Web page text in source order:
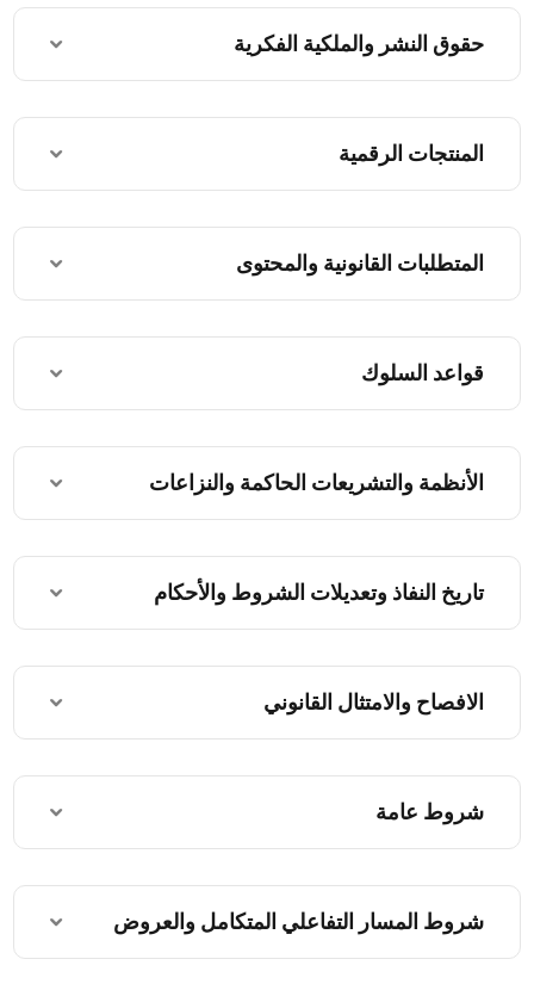
حقوق النشر والملكية الفكرية
المنتجات الرقمية
المتطلبات القانونية والمحتوى
قواعد السلوك
الأنظمة والتشريعات الحاكمة والنزاعات
تاريخ النفاذ وتعديلات الشروط والأحكام
الافصاح والامتثال القانوني
شروط عامة
شروط المسار التفاعلي المتكامل والعروض